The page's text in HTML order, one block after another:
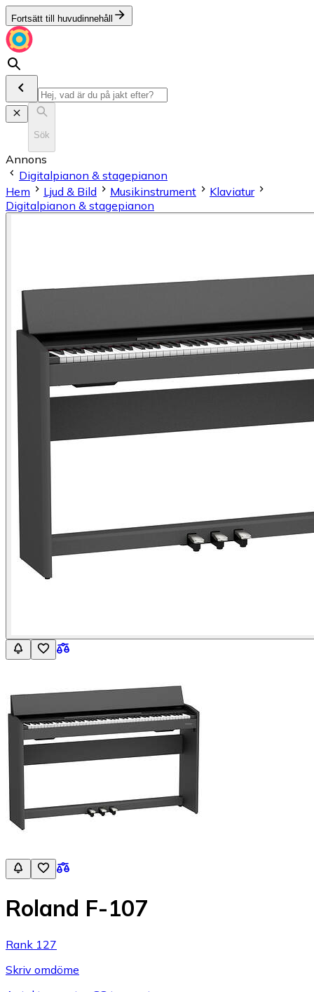
Fortsätt till huvudinnehåll
Sök
Annons
Digitalpianon & stagepianon
Hem
Ljud & Bild Musikinstrument
Klaviatur
Digitalpianon & stagepianon
Roland F-107
Rank 127
Skriv omdöme